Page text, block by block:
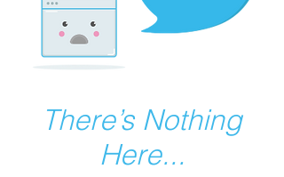
There’s Nothing
Here...